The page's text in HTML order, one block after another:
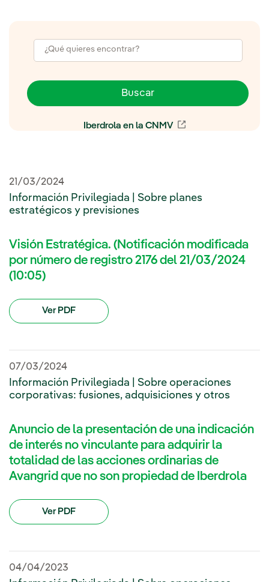
Buscar
Iberdrola en la CNMV
21/03/2024
Información Privilegiada | Sobre planes
estratégicos y previsiones
Visión Estratégica. (Notificación modificada
por número de registro 2176 del 21/03/2024
(10:05)
Ver PDF
07/03/2024
Información Privilegiada | Sobre operaciones
corporativas: fusiones, adquisiciones y otros
Anuncio de la presentación de una indicación
de interés no vinculante para adquirir la
totalidad de las acciones ordinarias de
Avangrid que no son propiedad de Iberdrola
Ver PDF
04/04/2023